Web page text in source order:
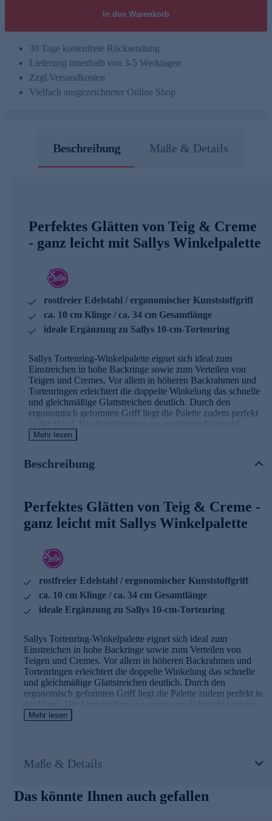
In den Warenkorb
30 Tage kostenfreie Rücksendung
Lieferung innerhalb von 3-5 Werktagen
Zzgl.Versandkosten
Vielfach ausgezeichneter Online Shop
Beschreibung Maße & Details
Perfektes Glätten von Teig & Creme
- ganz leicht mit Sallys Winkelpalette
rostfreier Edelstahl / ergonomischer Kunststoffgriff
ca. 10 cm Klinge / ca. 34 cm Gesamtlänge
ideale Ergänzung zu Sallys 10-cm-Tortenring
Sallys Tortenring-Winkelpalette eignet sich ideal zum
Einstreichen in hohe Backringe sowie zum Verteilen von
Teigen und Cremes. Vor allem in höheren Backrahmen und
Tortenringen erleichtert die doppelte Winkelung das schnelle
und gleichmäßige Glattstreichen deutlich. Durch den
ergonomisch geformten Griff liegt die Palette zudem perfekt
in der Hand. Die Streichklinge aus rostfreiem Edelstahl
ist zehn Zentimeter lang und passt ideal zu Sallys 10-
Klinge aus rostfreiem Edelstahl
Streichklinge ca. 10 cm
ergonomischer Kunststoffgriff, zweifach genietet
für die Spülmaschine geeignet
Jetzt gleich bequem online bestellen und schon bald
noch perfekter Backen.
Mehr lesen
Beschreibung
Perfektes Glätten von Teig & Creme -
ganz leicht mit Sallys Winkelpalette
rostfreier Edelstahl / ergonomischer Kunststoffgriff
ca. 10 cm Klinge / ca. 34 cm Gesamtlänge
ideale Ergänzung zu Sallys 10-cm-Tortenring
Sallys Tortenring-Winkelpalette eignet sich ideal zum
Einstreichen in hohe Backringe sowie zum Verteilen von
Teigen und Cremes. Vor allem in höheren Backrahmen und
Tortenringen erleichtert die doppelte Winkelung das schnelle
und gleichmäßige Glattstreichen deutlich. Durch den
ergonomisch geformten Griff liegt die Palette zudem perfekt in
der Hand. Die Streichklinge aus rostfreiem Edelstahl ist zehn
Zentimeter lang und passt ideal zu Sallys 10-Zentimeter-
Die Details im Überblick
Streichklinge ca. 10 cm
ergonomischer Kunststoffgriff, zweifach genietet
Mehr lesen
Maße & Details
Das könnte Ihnen auch gefallen